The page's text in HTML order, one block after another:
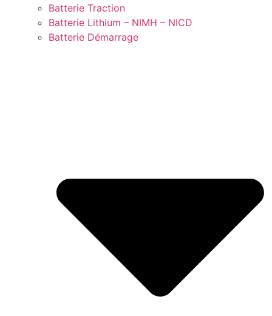
Batterie Traction
Batterie Lithium – NIMH – NICD
Batterie Démarrage